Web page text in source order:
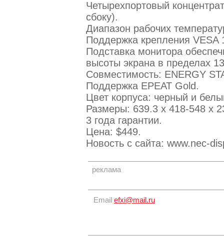
Четырехпортовый
сбоку).
Диапазон рабочих
Поддержка крепления VESA
Подставка монитора
высоты экрана в пределах
Совместимость: ENERGY
Поддержка EPEAT Gold.
Цвет корпуса: черный и
Размеры: 639.3 x 418-548 x
3 года гарантии.
Цена: $449.
Новость с сайта: www.nec-
реклама
Email efxi@mail.ru